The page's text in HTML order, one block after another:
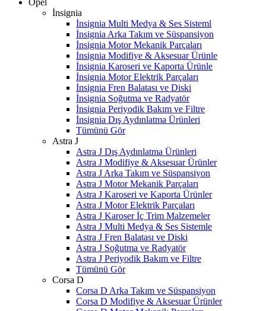
Opel
İnsignia
İnsignia Multi Medya & Ses Sisteml
İnsignia Arka Takım ve Süspansiyon
İnsignia Motor Mekanik Parçaları
İnsignia Modifiye & Aksesuar Ürünle
İnsignia Karoseri ve Kaporta Ürünle
İnsignia Motor Elektrik Parçaları
İnsignia Fren Balatası ve Diski
İnsignia Soğutma ve Radyatör
İnsignia Periyodik Bakım ve Filtre
İnsignia Dış Aydınlatma Ürünleri
Tümünü Gör
Astra J
Astra J Dış Aydınlatma Ürünleri
Astra J Modifiye & Aksesuar Ürünler
Astra J Arka Takım ve Süspansiyon
Astra J Motor Mekanik Parçaları
Astra J Karoseri ve Kaporta Ürünler
Astra J Motor Elektrik Parçaları
Astra J Karoser İç Trim Malzemeler
Astra J Multi Medya & Ses Sistemle
Astra J Fren Balatası ve Diski
Astra J Soğutma ve Radyatör
Astra J Periyodik Bakım ve Filtre
Tümünü Gör
Corsa D
Corsa D Arka Takım ve Süspansiyon
Corsa D Modifiye & Aksesuar Ürünler